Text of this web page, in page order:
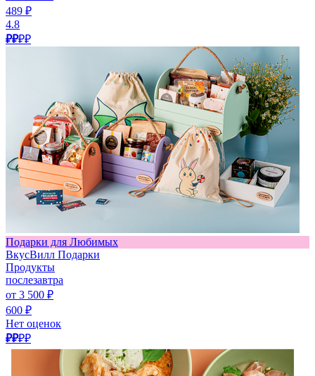
489 ₽
4.8
₽₽₽₽
Подарки для Любимых
ВкусВилл Подарки
Продукты
послезавтра
от 3 500 ₽
600 ₽
Нет оценок
₽₽₽₽